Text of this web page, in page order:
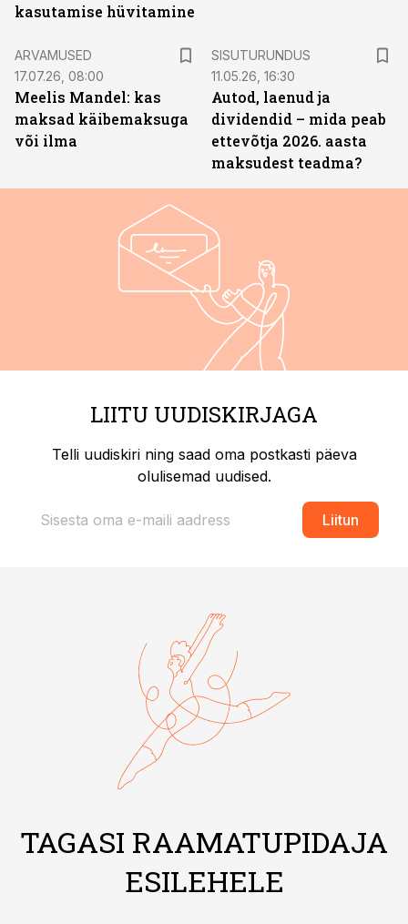
kasutamise hüvitamine
ARVAMUSED
17.07.26, 08:00
Meelis Mandel: kas
maksad käibemaksuga
või ilma
SISUTURUNDUS
11.05.26, 16:30
Autod, laenud ja
dividendid – mida peab
ettevõtja 2026. aasta
maksudest teadma?
LIITU UUDISKIRJAGA
Telli uudiskiri ning saad oma postkasti päeva
olulisemad uudised.
Liitun
TAGASI RAAMATUPIDAJA
ESILEHELE